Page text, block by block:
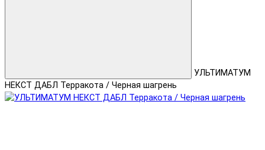
УЛЬТИМАТУМ
НЕКСТ ДАБЛ Терракота / Черная шагрень